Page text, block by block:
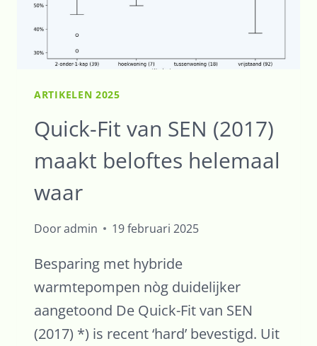
ARTIKELEN 2025
Quick-Fit van SEN (2017)
maakt beloftes helemaal
waar
Dooradmin 19 februari 2025
Besparing met hybride
warmtepompen nòg duidelijker
aangetoond De Quick-Fit van SEN
(2017) *) is recent ‘hard’ bevestigd. Uit